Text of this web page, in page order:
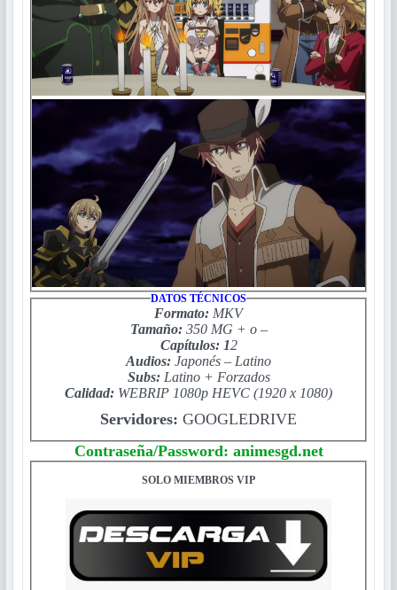
DATOS TÉCNICOS
Formato: MKV
Tamaño:350 MG + o –
Capítulos: 12
Audios: Japonés – Latino
Subs: Latino + Forzados
Calidad: WEBRIP 1080p HEVC (1920 x 1080)
Servidores: GOOGLEDRIVE
Contraseña/Password: animesgd.net
SOLO MIEMBROS VIP